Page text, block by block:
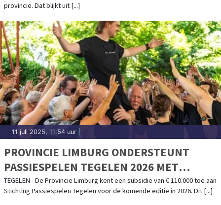
provincie. Dat blijkt uit [...]
11 juli 2025, 11:54 uur
PROVINCIE LIMBURG ONDERSTEUNT
PASSIESPELEN TEGELEN 2026 MET
SUBSIDIE VAN € 110.000
TEGELEN - De Provincie Limburg kent een subsidie van € 110.000 toe aan
Stichting Passiespelen Tegelen voor de komende editie in 2026. Dit [...]